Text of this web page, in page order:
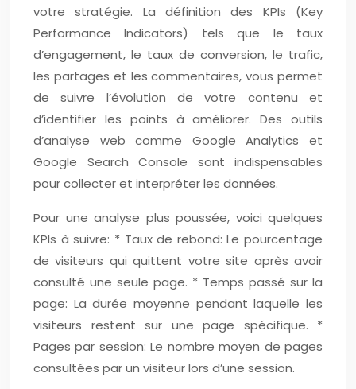
votre stratégie. La définition des KPIs (Key
Performance Indicators) tels que le taux
d’engagement, le taux de conversion, le trafic,
les partages et les commentaires, vous permet
de suivre l’évolution de votre contenu et
d’identifier les points à améliorer. Des outils
d’analyse web comme Google Analytics et
Google Search Console sont indispensables
pour collecter et interpréter les données.
Pour une analyse plus poussée, voici quelques
KPIs à suivre: * Taux de rebond: Le pourcentage
de visiteurs qui quittent votre site après avoir
consulté une seule page. * Temps passé sur la
page: La durée moyenne pendant laquelle les
visiteurs restent sur une page spécifique. *
Pages par session: Le nombre moyen de pages
consultées par un visiteur lors d’une session.